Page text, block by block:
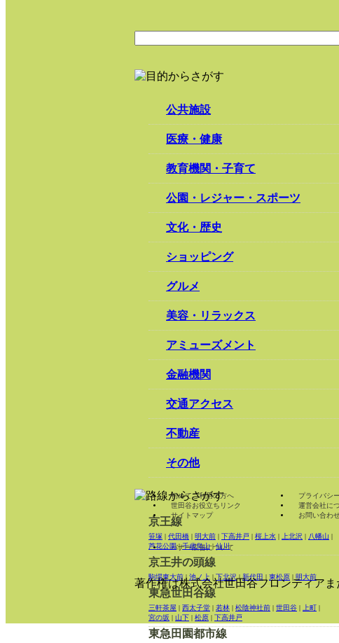
公共施設
医療・健康
教育機関・子育て
公園・レジャー・スポーツ
文化・歴史
ショッピング
グルメ
美容・リラックス
アミューズメント
金融機関
交通アクセス
不動産
その他
京王線
笹塚 | 代田橋 | 明大前 | 下高井戸 | 桜上水 | 上北沢 | 八幡山 |
芦花公園|千歳烏山|仙川
京王井の頭線
駒場東大前 | 池ノ上 |下北沢|新代田 | 東松原 | 明大前
東急世田谷線
三軒茶屋 | 西太子堂 | 若林 | 松陰神社前 | 世田谷 | 上町 |
宮の坂 | 山下 | 松原 | 下高井戸
東急田園都市線
初めてご利用の方へ
世田谷お役立ちリンク
サイトマップ
プライバシ
運営会社に
お問い合わ
バナー広告について
著作権は株式会社世田谷フロンティアま